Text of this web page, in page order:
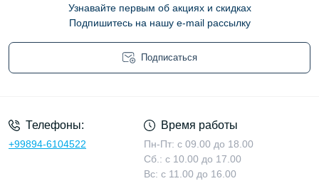
Узнавайте первым об акциях и скидках
Подпишитесь на нашу e-mail рассылку
Подписаться
Телефоны:
+99894-6104522
Время работы
Пн-Пт: с 09.00 до 18.00
Сб.: с 10.00 до 17.00
Вс: с 11.00 до 16.00